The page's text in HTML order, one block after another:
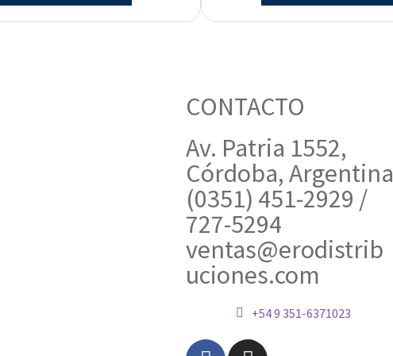
CONTACTO
Av. Patria 1552,
Córdoba, Argentina
(0351) 451-2929 /
727-5294
ventas@erodistrib
uciones.com
+54 9 351-6371023